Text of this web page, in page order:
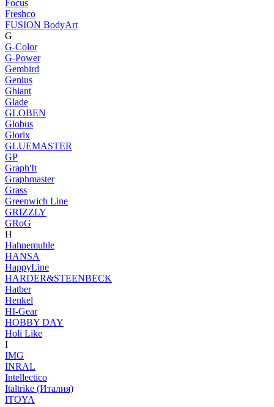
Focus
Freshco
FUSION BodyArt
G
G-Color
G-Power
Gembird
Genius
Ghiant
Glade
GLOBEN
Globus
Glorix
GLUEMASTER
GP
Graph'It
Graphmaster
Grass
Greenwich Line
GRIZZLY
GRoG
H
Hahnemuhle
HANSA
HappyLine
HARDER&STEENBECK
Hatber
Henkel
HI-Gear
HOBBY DAY
Holi Like
I
IMG
INRAL
Intellectico
Italtrike (Италия)
ITOYA